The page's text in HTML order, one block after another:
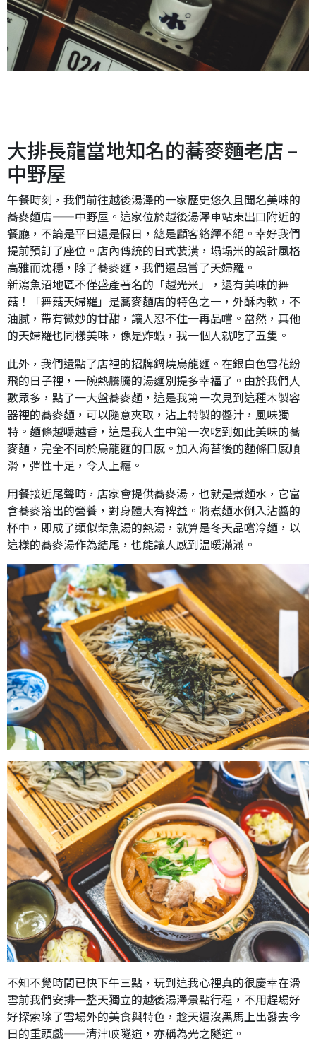
大排長龍當地知名的蕎麥麵老店 –
中野屋
午餐時刻，我們前往越後湯澤的一家歷史悠久且聞名美味的
蕎麥麵店——中野屋。這家位於越後湯澤車站東出口附近的
餐廳，不論是平日還是假日，總是顧客絡繹不絕。幸好我們
提前預訂了座位。店內傳統的日式裝潢，塌塌米的設計風格
高雅而沈穩，除了蕎麥麵，我們還品嘗了天婦羅。
新瀉魚沼地區不僅盛產著名的「越光米」，還有美味的舞
菇！「舞菇天婦羅」是蕎麥麵店的特色之一，外酥內軟，不
油膩，帶有微妙的甘甜，讓人忍不住一再品嚐。當然，其他
的天婦羅也同樣美味，像是炸蝦，我一個人就吃了五隻。
此外，我們還點了店裡的招牌鍋燒烏龍麵。在銀白色雪花紛
飛的日子裡，一碗熱騰騰的湯麵別提多幸福了。由於我們人
數眾多，點了一大盤蕎麥麵，這是我第一次見到這種木製容
器裡的蕎麥麵，可以隨意夾取，沾上特製的醬汁，風味獨
特。麵條越嚼越香，這是我人生中第一次吃到如此美味的蕎
麥麵，完全不同於烏龍麵的口感。加入海苔後的麵條口感順
滑，彈性十足，令人上癮。
用餐接近尾聲時，店家會提供蕎麥湯，也就是煮麵水，它富
含蕎麥溶出的營養，對身體大有裨益。將煮麵水倒入沾醬的
杯中，即成了類似柴魚湯的熱湯，就算是冬天品嚐冷麵，以
這樣的蕎麥湯作為結尾，也能讓人感到温暖滿滿。
不知不覺時間已快下午三點，玩到這我心裡真的很慶幸在滑
雪前我們安排一整天獨立的越後湯澤景點行程，不用趕場好
好探索除了雪場外的美食與特色，趁天還沒黑馬上出發去今
日的重頭戲——清津峽隧道，亦稱為光之隧道。